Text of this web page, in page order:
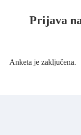
Prijava
Anketa je zaključena.